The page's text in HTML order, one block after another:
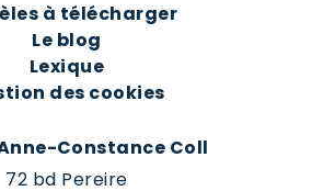
à télécharger
Le blog
Lexique
des cookies
Constance Coll
72 bd Pereire